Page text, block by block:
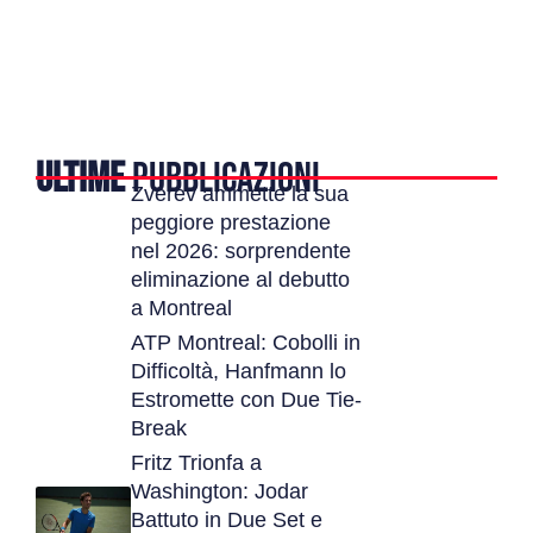
ULTIMEPUBBLICAZIONI
Zverev ammette la sua
peggiore prestazione
nel 2026: sorprendente
eliminazione al debutto
a Montreal
ATP Montreal: Cobolli in
Difficoltà, Hanfmann lo
Estromette con Due Tie-
Break
Fritz Trionfa a
Washington: Jodar
Battuto in Due Set e